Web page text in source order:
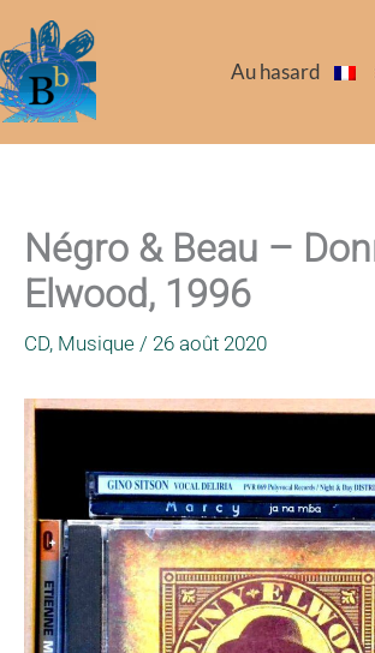
au
contenu
Au hasard
Négro & Beau –
Elwood, 1996
CD, Musique / 26 août 2020